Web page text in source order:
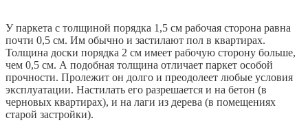
У паркета с толщиной порядка 1,5 см рабочая сторона равна
почти 0,5 см. Им обычно и застилают пол в квартирах.
Толщина доски порядка 2 см имеет рабочую сторону больше,
чем 0,5 см. А подобная толщина отличает паркет особой
прочности. Пролежит он долго и преодолеет любые условия
эксплуатации. Настилать его разрешается и на бетон (в
черновых квартирах), и на лаги из дерева (в помещениях
старой застройки).